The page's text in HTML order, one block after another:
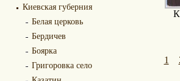
Киевская губерния
Белая церковь
Бердичев
Боярка
Григоровка село
1